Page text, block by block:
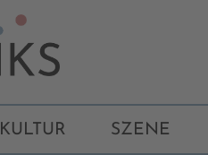
KULTUR SZENE